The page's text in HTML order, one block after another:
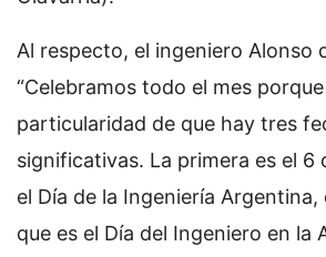
Al respecto, el ingeniero Alonso
“Celebramos todo el mes
particularidad de que hay tres
significativas. La primera es el 6
el Día de la Ingeniería Argentina,
que es el Día del Ingeniero en la